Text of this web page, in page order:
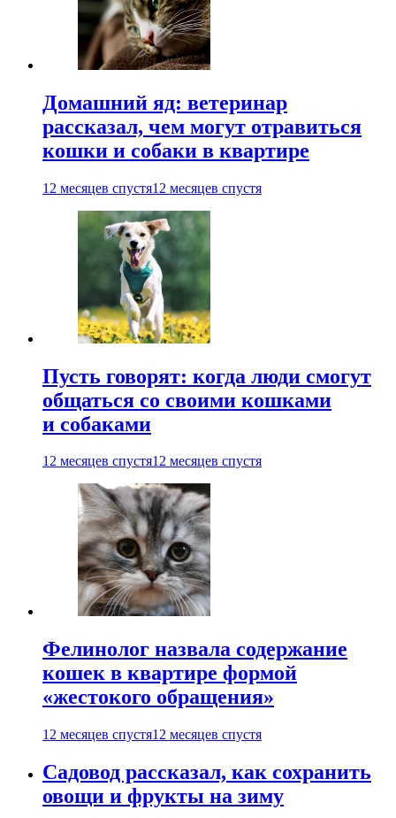
Домашний яд: ветеринар
рассказал, чем могут отравиться
кошки и собаки в квартире
12 месяцев спустя12 месяцев спустя
Пусть говорят: когда люди смогут
общаться со своими кошками
и собаками
12 месяцев спустя12 месяцев спустя
Фелинолог назвала содержание
кошек в квартире формой
«жестокого обращения»
12 месяцев спустя12 месяцев спустя
Садовод рассказал, как сохранить
овощи и фрукты на зиму